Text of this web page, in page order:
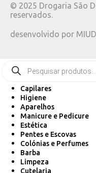
© 2025 Drogaria São
reservados.
desenvolvido por
Capilares
Higiene
Aparelhos
Manicure e Pedicure
Estética
Pentes e Escovas
Colónias e Perfumes
Barba
Limpeza
Cutelaria